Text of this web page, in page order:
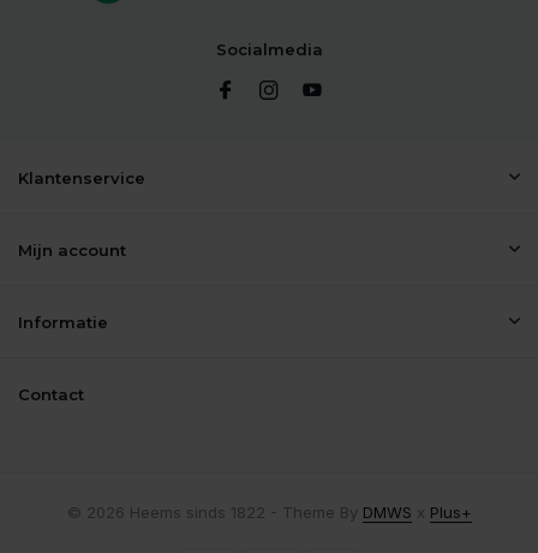
Socialmedia
Klantenservice
Mijn account
Informatie
Contact
© 2026 Heems sinds 1822 - Theme By DMWS x Plus+